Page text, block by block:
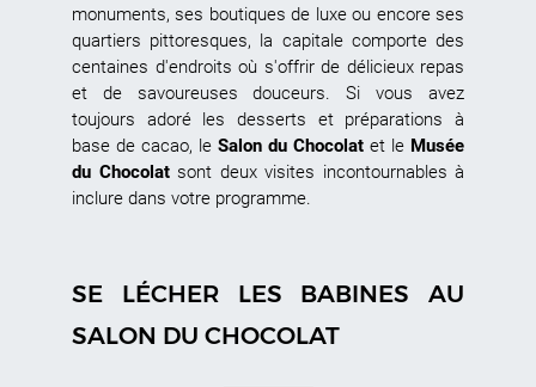
monuments, ses boutiques de luxe ou encore ses
quartiers pittoresques, la capitale comporte des
centaines d'endroits où s'offrir de délicieux repas
et de savoureuses douceurs. Si vous avez
toujours adoré les desserts et préparations à
base de cacao, le Salon du Chocolat et le Musée
du Chocolatsont deux visites incontournables à
inclure dans votre programme.
SE LÉCHER LES BABINES AU
SALON DU CHOCOLAT